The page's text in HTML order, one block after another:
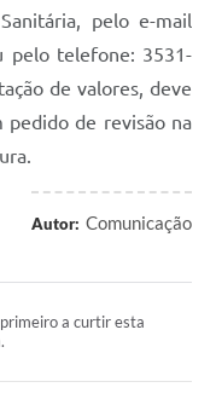
pelo e-mail
pelo telefone: 3531-
de valores, deve
pedido de revisão na
Autor: Comunicação
a curtir esta